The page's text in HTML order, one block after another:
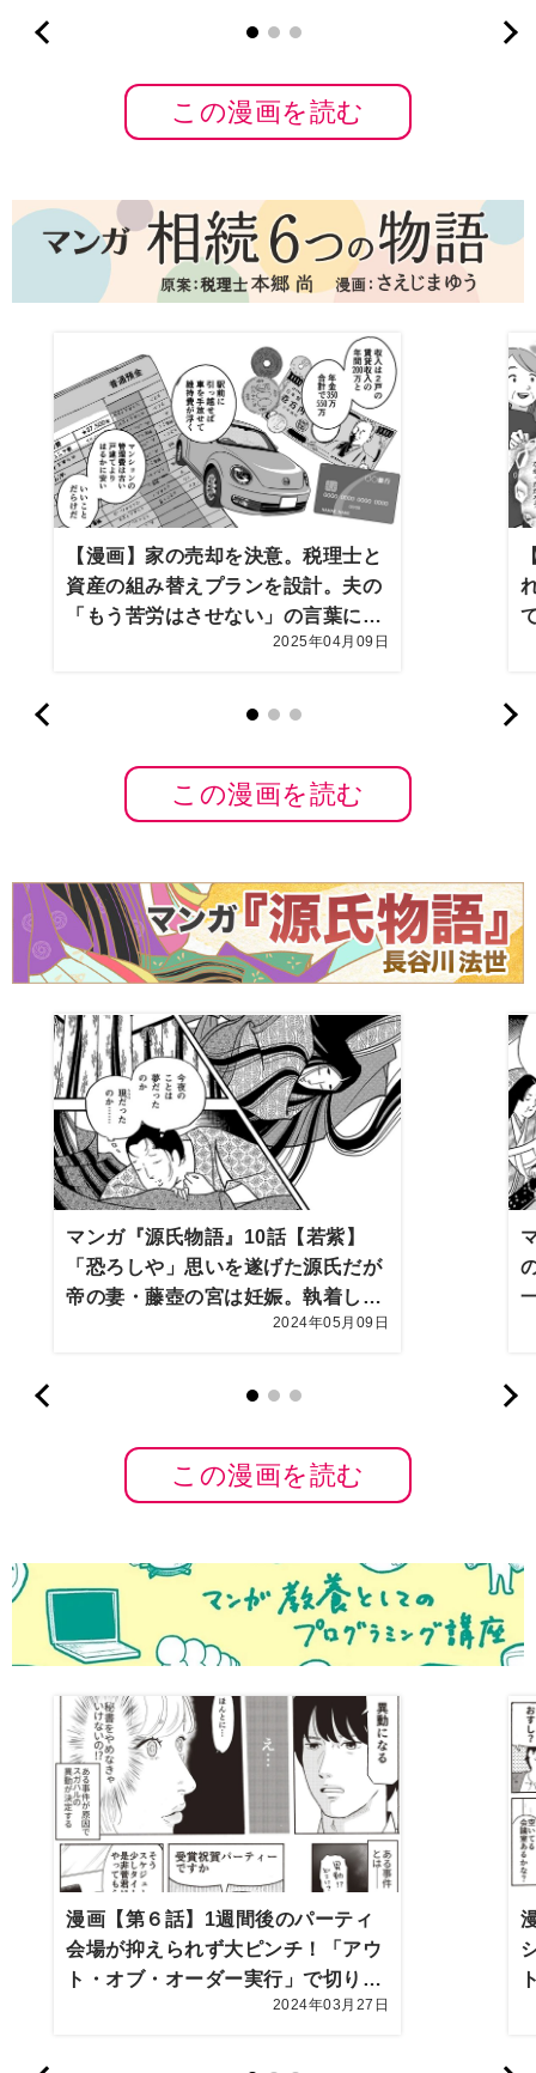
この漫画を読む
【漫画】家の売却を決意。税理士と
資産の組み替えプランを設計。夫の
「もう苦労はさせない」の言葉に妻
2025年04月09日
この漫画を読む
マンガ『源氏物語』10話【若紫】
「恐ろしや」思いを遂げた源氏だが
帝の妻・藤壺の宮は妊娠。執着し続
けた幼い藤壺の姪もその手におさ
2024年05月09日
この漫画を読む
漫画【第６話】1週間後のパーティ
会場が抑えられず大ピンチ！「アウ
ト・オブ・オーダー実行」で切り抜
けるも、まったく想定外の事件が…
2024年03月27日